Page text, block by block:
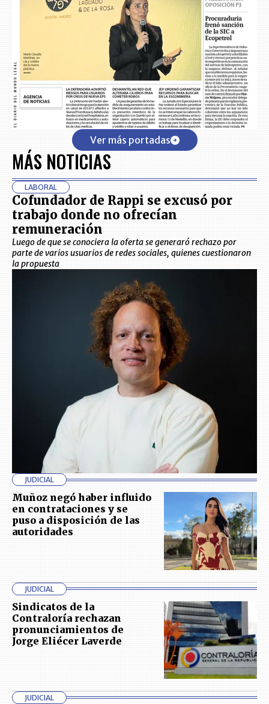
Ver más portadas
MÁS NOTICIAS
LABORAL
Cofundador de Rappi se excusó por
trabajo donde no ofrecían
remuneración
Luego de que se conociera la oferta se generaró rechazo por
parte de varios usuarios de redes sociales, quienes cuestionaron
la propuesta
JUDICIAL
Muñoz negó haber influido
en contrataciones y se
puso a disposición de las
autoridades
JUDICIAL
Sindicatos de la
Contraloría rechazan
pronunciamientos de
Jorge Eliécer Laverde
JUDICIAL